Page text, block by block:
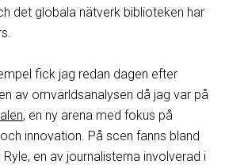
det globala nätverk biblioteken har
fick jag redan dagen efter
av omvärldsanalysen då jag var på
, en ny arena med fokus på
innovation. På scen fanns bland
Ryle, en av journalisterna involverad i